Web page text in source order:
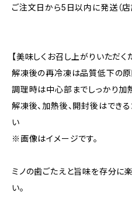
ご注文日から5日以内に発送（店
【美味しくお召し上がりいただく
解凍後の再冷凍は品質低下の原
調理時は中心部までしっかり加
解凍後、加熱後、開封後はでき
い
※画像はイメージです。
ミノの歯ごたえと旨味を存分に
い。